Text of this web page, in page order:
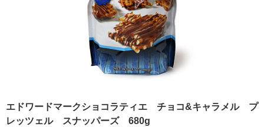
エドワードマークショコラティエ チョコ&キャラメル プ
レッツェル スナッパーズ 680g